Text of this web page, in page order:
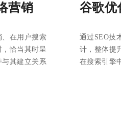
营销
、在用户搜索
恰当其时呈
与其建立关系
谷歌优
通过SEO技
计，整体提
在搜索引擎